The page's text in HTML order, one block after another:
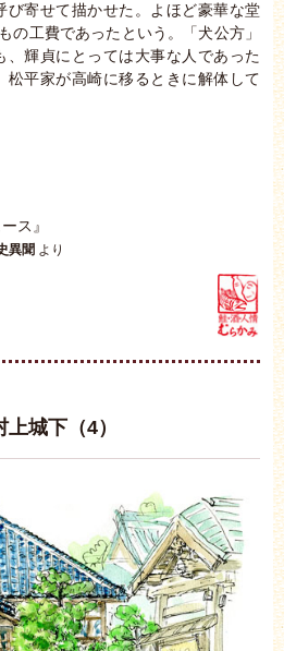
び寄せて描かせた。よほど豪華な堂
の工費であったという。「犬公方」
、輝貞にとっては大事な人であった
松平家が高崎に移るときに解体して
ス』
異聞 より
城下（4）